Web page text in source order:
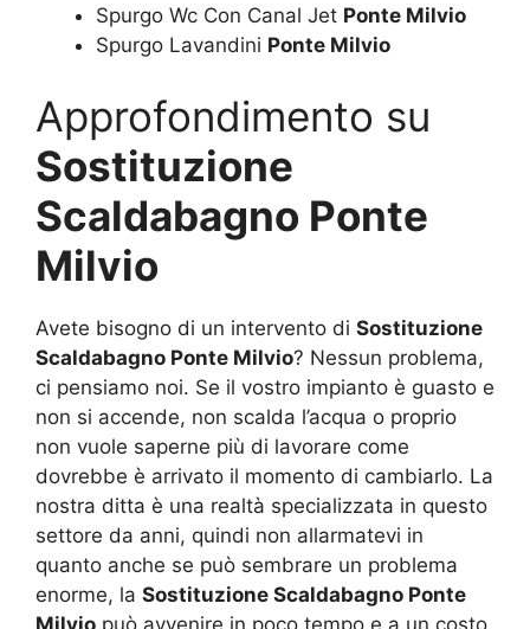
Spurgo Wc Con Canal Jet Ponte Milvio
Spurgo Lavandini Ponte Milvio
Approfondimento su
Sostituzione
Scaldabagno Ponte
Milvio
Avete bisogno di un intervento di Sostituzione
Scaldabagno Ponte Milvio? Nessun problema,
ci pensiamo noi. Se il vostro impianto è guasto e
non si accende, non scalda l’acqua o proprio
non vuole saperne più di lavorare come
dovrebbe è arrivato il momento di cambiarlo. La
nostra ditta è una realtà specializzata in questo
settore da anni, quindi non allarmatevi in
quanto anche se può sembrare un problema
enorme, la Sostituzione Scaldabagno Ponte
Milvio può avvenire in poco tempo e a un costo